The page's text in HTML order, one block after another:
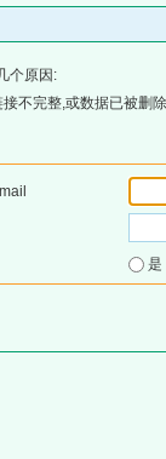
个原因:
不完整,或数据已被删